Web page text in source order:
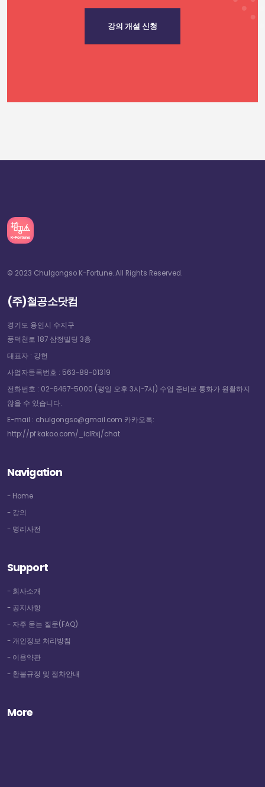
강의 개설 신청
© 2023 Chulgongso K-Fortune. All Rights Reserved.
(주)철공소닷컴
경기도 용인시 수지구
풍덕천로 187 삼정빌딩 3층
대표자 : 강헌
사업자등록번호 : 563-88-01319
전화번호 : 02-6467-5000 (평일 오후 3시-7시) 수업 준비로 통화가 원활하지
않을 수 있습니다.
E-mail : chulgongso@gmail.com 카카오톡:
http://pf.kakao.com/_icIRxj/chat
Navigation
- Home
- 강의
- 명리사전
Support
- 회사소개
- 공지사항
- 자주 묻는 질문(FAQ)
- 개인정보 처리방침
- 이용약관
- 환불규정 및 절차안내
More